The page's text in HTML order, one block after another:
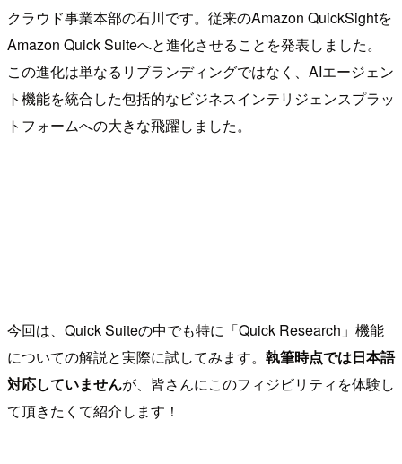
クラウド事業本部の石川です。従来のAmazon QuickSightを
Amazon Quick Suiteへと進化させることを発表しました。
この進化は単なるリブランディングではなく、AIエージェン
ト機能を統合した包括的なビジネスインテリジェンスプラッ
トフォームへの大きな飛躍しました。
今回は、Quick Suiteの中でも特に「Quick Research」機能
についての解説と実際に試してみます。 執筆時点では日本語
対応していませんが、皆さんにこのフィジビリティを体験し
て頂きたくて紹介します！